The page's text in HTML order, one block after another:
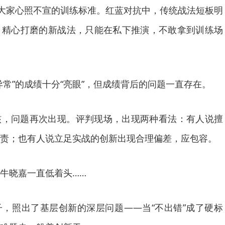
家心照不宣的训练标准。红蓝对抗中，传统战法短板明
心打磨的新战法，只能在私下推演，不敢拿到训练场
”的成绩十分“亮眼”，但成绩背后的问题一直存在。
问题再次出现。评判现场，出现两种看法：有人说擅
；也有人说立足实战的创新出现合理偏差，应包容。
晓嘉一直低着头……
照出了基层创新的深层问题——当“不出错”成了硬标